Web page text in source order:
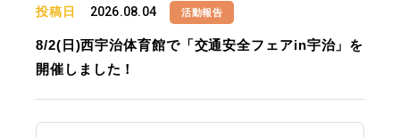
投稿日 2026.08.04 活動報告
8/2(日)西宇治体育館で「交通安全フェアin宇治」を
開催しました！